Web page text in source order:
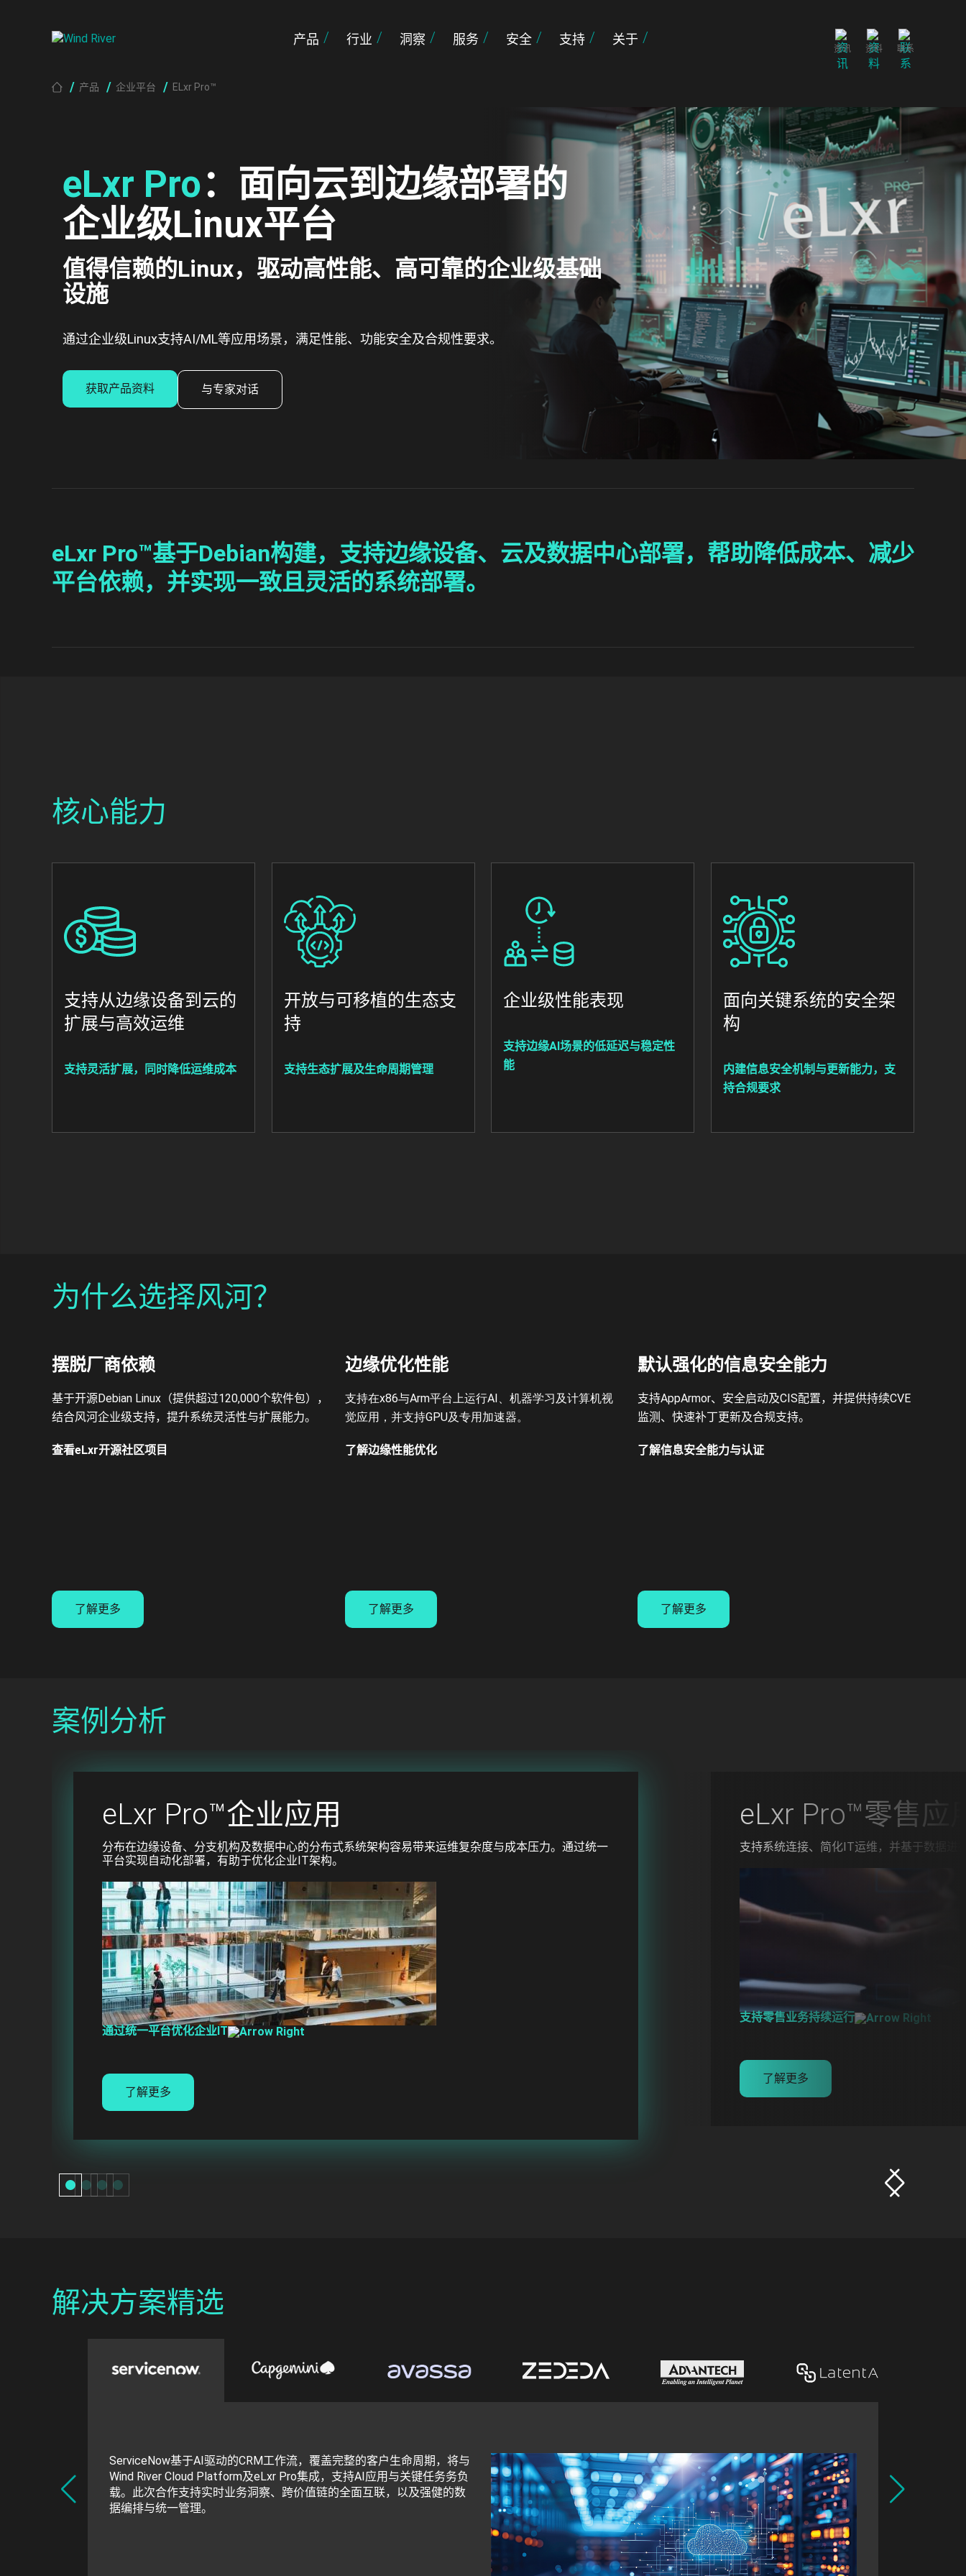
产品 行业 洞察 服务 安全 支持 关于
资讯 资料 联系
Breadcrumb
产品 企业平台 ELxr Pro™
eLxr Pro：面向云到边缘部署的
企业级Linux平台
值得信赖的Linux，驱动高性能、高可靠的企业级基础
设施
通过企业级Linux支持AI/ML等应用场景，满足性能、功能安全及合规性要求。
获取产品资料 与专家对话
eLxr Pro™基于Debian构建，支持边缘设备、云及数据中心部署，帮助降低成本、减少
平台依赖，并实现一致且灵活的系统部署。
核心能力
支持从边缘设备到云的
扩展与高效运维
支持灵活扩展，同时降低运维成本
Image
开放与可移植的生态支
持
支持生态扩展及生命周期管理
Image
企业级性能表现
支持边缘AI场景的低延迟与稳定性
能
Image
面向关键系统的安全架
构
内建信息安全机制与更新能力，支
持合规要求
为什么选择风河？
摆脱厂商依赖
基于开源Debian Linux（提供超过120,000个软件包），
结合风河企业级支持，提升系统灵活性与扩展能力。
查看eLxr开源社区项目
了解更多
边缘优化性能
支持在x86与Arm平台上运行AI、机器学习及计算机视
觉应用，并支持GPU及专用加速器。
了解边缘性能优化
了解更多
默认强化的信息安全能力
支持AppArmor、安全启动及CIS配置，并提供持续CVE
监测、快速补丁更新及合规支持。
了解信息安全能力与认证
了解更多
案例分析
eLxr Pro™企业应用
分布在边缘设备、分支机构及数据中心的分布式系统架构容易带来运维复杂度与成本压力。通过统一
平台实现自动化部署，有助于优化企业IT架构。
Image
通过统一平台优化企业IT
了解更多
eLxr Pro™零售应
支持系统连接、简化IT运维，并基于数据进
支持零售业务持续运行
了解更多
解决方案精选
ServiceNow基于AI驱动的CRM工作流，覆盖完整的客户生命周期，将与
Wind River Cloud Platform及eLxr Pro集成，支持AI应用与关键任务务负
载。此次合作支持实时业务洞察、跨价值链的全面互联，以及强健的数
据编排与统一管理。